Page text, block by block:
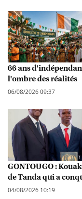
66 ans
l'ombre des réalités
06/08/2026 09:37
GONTOUGO :
de Tanda qui a
04/08/2026 10:19